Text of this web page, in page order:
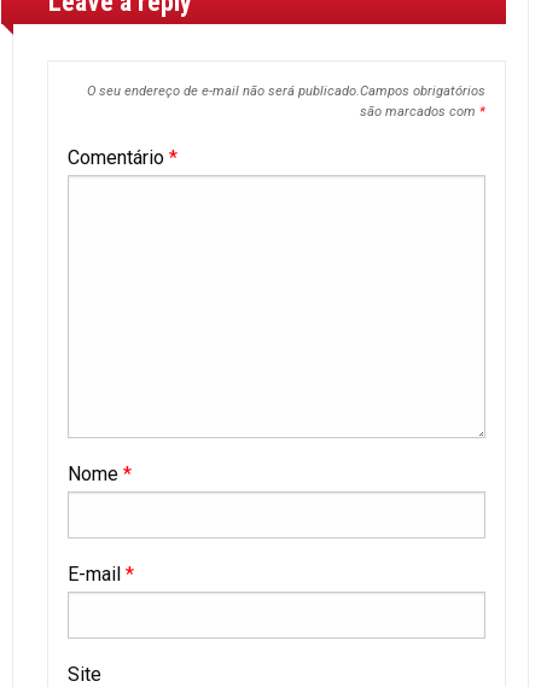
O seu endereço de e-mail não será publicado.Campos obrigatórios
são marcados com *
Comentário *
Nome *
E-mail *
Site